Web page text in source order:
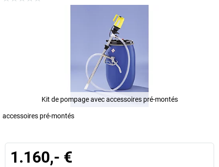
Kit de pompage avec accessoires pré-montés
accessoires pré-montés
1.160,- €